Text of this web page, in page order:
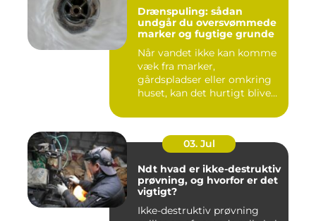
Drænspuling: sådan
undgår du oversvømmede
marker og fugtige grunde
Når vandet ikke kan komme
væk fra marker,
gårdspladser eller omkring
huset, kan det hurtigt blive
03. Jul
Ndt hvad er ikke-destruktiv
prøvning, og hvorfor er det
vigtigt?
Ikke-destruktiv prøvning